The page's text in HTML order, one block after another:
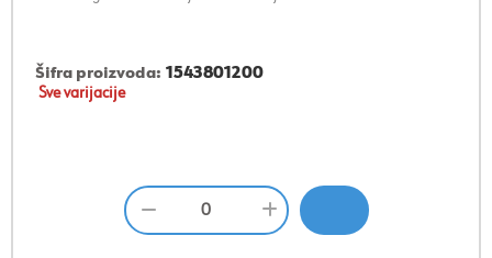
Šifra proizvoda: 1543801200
Sve varijacije